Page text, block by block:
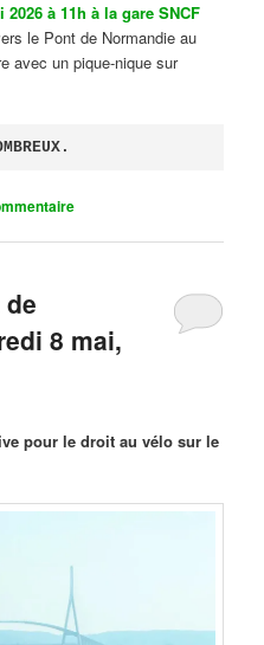
à 11h à la gare SNCF
le Pont de Normandie au
avec un pique-nique sur
8 mai,
pour le droit au vélo sur le